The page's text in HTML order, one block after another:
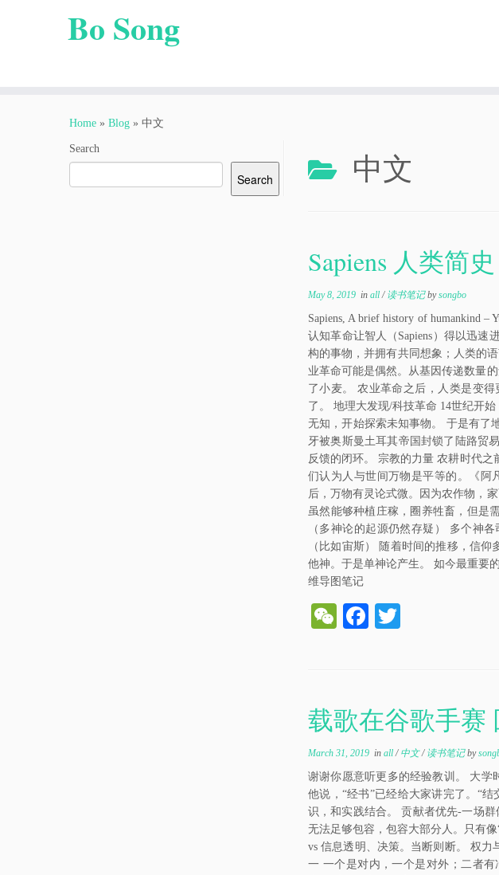
Bo Song
Home » Blog » 中文
Search
Search 中文
Sapiens 人类简史
May 8, 2019 in all/ 读书笔记bysongbo
Sapiens, A brief history of humankind
认知革命让智人（Sapiens）得以迅
构的事物，并拥有共同想象；人类的
业革命可能是偶然。从基因传递数量
了小麦。 农业革命之后，人类是变
了。 地理大发现/科技革命 14世纪开
无知，开始探索未知事物。 于是有了
牙被奥斯曼土耳其帝国封锁了陆路贸
反馈的闭环。 宗教的力量 农耕时代
们认为人与世间万物是平等的。《阿
后，万物有灵论式微。因为农作物，
虽然能够种植庄稼，圈养牲畜，但是
（多神论的起源仍然存疑） 多个神
（比如宙斯） 随着时间的推移，信
他神。于是单神论产生。 如今最重要
维导图笔记
W
t
Fa
载歌在谷歌手赛
March 31, 2019 in all/ 中文/ 读书笔记by
谢谢你愿意听更多的经验教训。 大学
他说，“经书”已经给大家讲完了。“
识，和实践结合。 贡献者优先-一场
无法足够包容，包容大部分人。只有
vs 信息透明、决策。当断则断。 权
一 一个是对内，一个是对外；二者